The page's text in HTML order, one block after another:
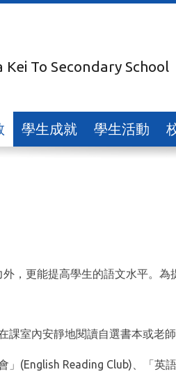
To Secondary School
學生成就 學生活動
，更能提高學生的語文水平。
室內安靜地閱讀自選書本或老
(English Reading Club)、「